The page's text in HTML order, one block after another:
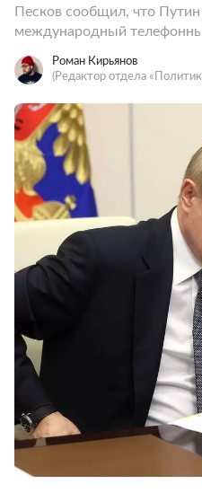
Песков сообщил, что
международный
Роман Кирьянов
(Редактор отдела